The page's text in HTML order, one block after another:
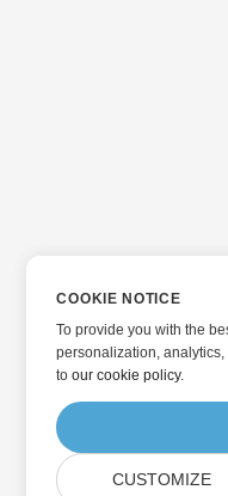
COOKIE NOTICE
To provide you with the
personalization,
toour cookie policy.
CUSTOMIZE